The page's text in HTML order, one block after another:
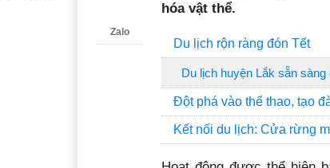
Zalo
hóa vật thể.
Du lịch rộn ràng đón Tết
Du lịch huyện Lắk sẵn
Đột phá vào thể thao, tạo
Kết nối du lịch: Cửa rừng